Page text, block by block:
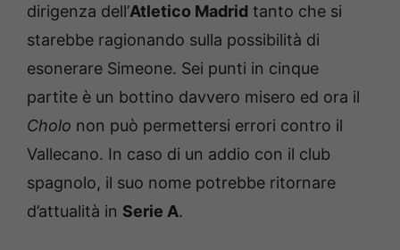
dirigenza dell’Atletico Madrid tanto che si
starebbe ragionando sulla possibilità di
esonerare Simeone. Sei punti in cinque
partite è un bottino davvero misero ed ora il
Cholo non può permettersi errori contro il
Vallecano. In caso di un addio con il club
spagnolo, il suo nome potrebbe ritornare
d’attualità in Serie A.